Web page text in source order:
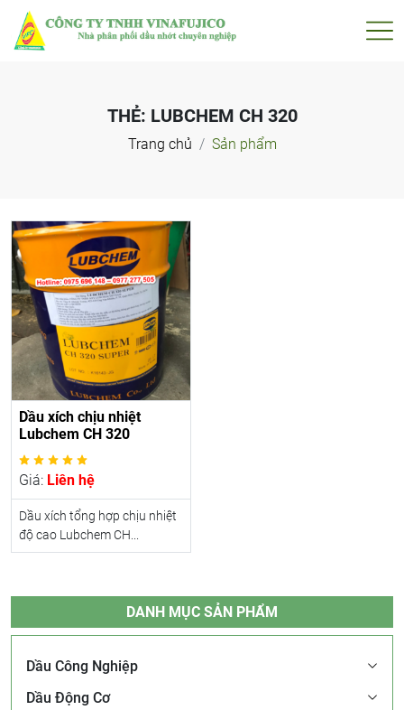
THẺ: LUBCHEM CH 320
Trang chủ Sản phẩm
Dầu xích chịu nhiệt
Lubchem CH 320
Giá: Liên hệ
Dầu xích tổng hợp chịu nhiệt
độ cao Lubchem CH...
DANH MỤC SẢN PHẨM
Dầu Công Nghiệp
Dầu Động Cơ